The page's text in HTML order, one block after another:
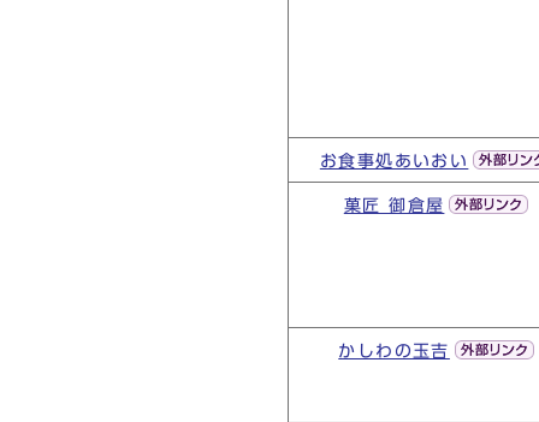
お食事処あいおい
菓匠 御倉屋
かしわの玉吉